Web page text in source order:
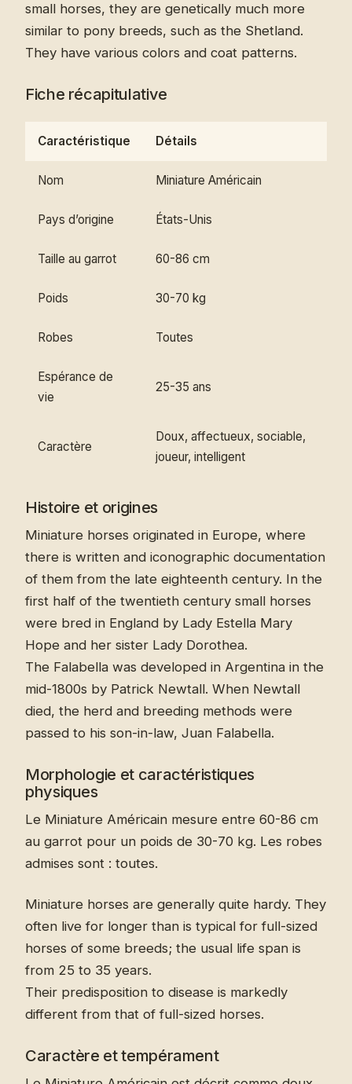
small horses, they are genetically much more
similar to pony breeds, such as the Shetland.
They have various colors and coat patterns.
Fiche récapitulative
Caractéristique Détails
Nom Miniature Américain
Pays d’origine États-Unis
Taille au garrot 60-86 cm
Poids 30-70 kg
Robes Toutes
Espérance de
vie
25-35 ans
Caractère
Doux, affectueux, sociable,
joueur, intelligent
Histoire et origines
Miniature horses originated in Europe, where
there is written and iconographic documentation
of them from the late eighteenth century. In the
first half of the twentieth century small horses
were bred in England by Lady Estella Mary
Hope and her sister Lady Dorothea.
The Falabella was developed in Argentina in the
mid-1800s by Patrick Newtall. When Newtall
died, the herd and breeding methods were
passed to his son-in-law, Juan Falabella.
Morphologie et caractéristiques
physiques
Le Miniature Américain mesure entre 60-86 cm
au garrot pour un poids de 30-70 kg. Les robes
admises sont : toutes.
Miniature horses are generally quite hardy. They
often live for longer than is typical for full-sized
horses of some breeds; the usual life span is
from 25 to 35 years.
Their predisposition to disease is markedly
different from that of full-sized horses.
Caractère et tempérament